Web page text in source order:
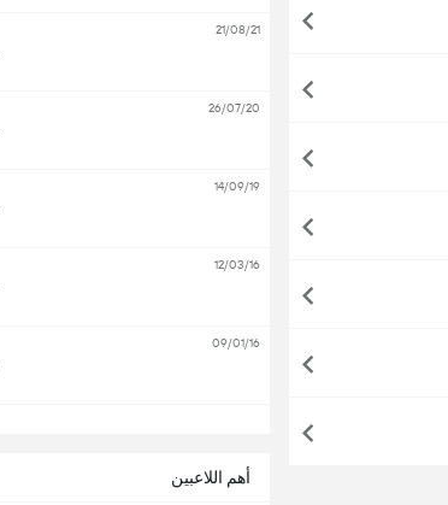
أهم اللاعبين
21/08/21
26/07/20
14/09/19
12/03/16
09/01/16